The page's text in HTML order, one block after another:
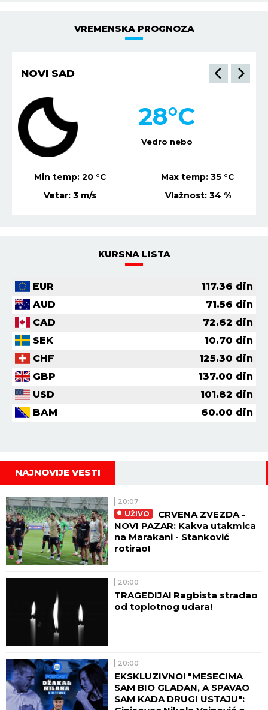
VREMENSKA PROGNOZA
NIŠ
Mestimično oblačno
28°C
Min temp:22 °C Max temp: 36 °C
Vetar: 4 m/s Vlažnost: 40 %
KURSNA LISTA
EUR 117.36 din
AUD
71.56 din
CAD
72.62 din
SEK
10.70 din
CHF
125.30 din
GBP
137.00 din
USD
101.82 din
BAM
60.00 din
NAJNOVIJE VESTI
20:07
UŽIVO
CRVENA ZVEZDA -
NOVI PAZAR: Kakva utakmica
na Marakani - Stanković
rotirao!
20:00
TRAGEDIJA! Ragbista stradao
od toplotnog udara!
20:00
EKSKLUZIVNO! "MESECIMA
SAM BIO GLADAN, A SPAVAO
SAM KADA DRUGI USTAJU":